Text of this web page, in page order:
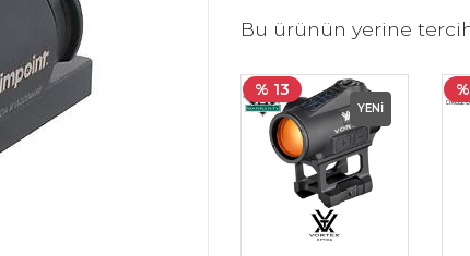
Bu ürünün yerine
% 13
YENİ